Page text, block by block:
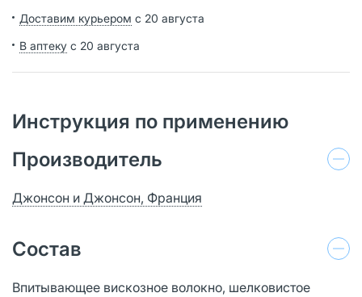
Доставим курьером с 20 августа
В аптеку с 20 августа
Инструкция по применению
Производитель
Джонсон и Джонсон, Франция
Состав
Впитывающее вискозное волокно, шелковистое